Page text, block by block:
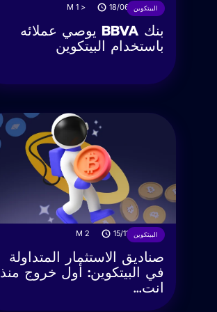
البيتكوين
18/06/2025
< 1
M
بنك BBVA يوصي عملائه
باستخدام البيتكوين
البيتكوين
15/11/2024
2
M
صناديق الاستثمار المتداولة
في البيتكوين: أول خروج منذ
انت...